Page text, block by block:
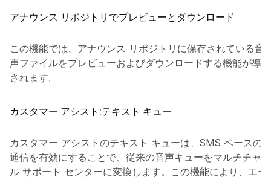
アナウンス リポジトリでプレビューとダウンロード
この機能では、アナウンス リポジトリに保存されている音
声ファイルをプレビューおよびダウンロードする機能が導入
されます。
カスタマー アシスト:テキスト キュー
カスタマー アシストのテキスト キューは、SMS ベースの
通信を有効にすることで、従来の音声キューをマルチチャネ
ル サポート センターに変換します。この機能により、エー